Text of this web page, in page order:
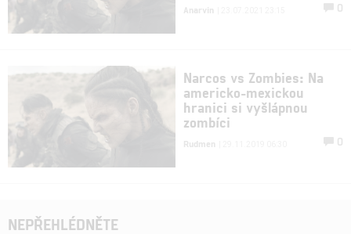
Anarvin 0
Narcos vs Zombies: Na
americko-mexickou
hranici si vyšlápnou
zombíci
Rudmen 0
NEPŘEHLÉDNĚTE